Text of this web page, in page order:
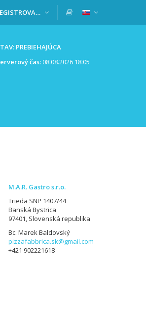
ZAREGISTROVAŤ SA
PREBIEHAJÚCA
čas:08.08.2026 18:05
M.A.R. Gastro s.r.o.
Trieda SNP 1407/44
Banská Bystrica
97401, Slovenská republika
Bc. Marek Baldovský
pizzafabbrica.sk@gmail.com
+421 902221618